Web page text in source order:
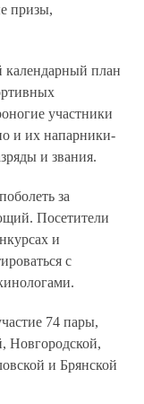
призы,
план
участники
и их напарники-
и звания.
за
Посетители
и
с
74 пары,
Новгородской,
и Брянской